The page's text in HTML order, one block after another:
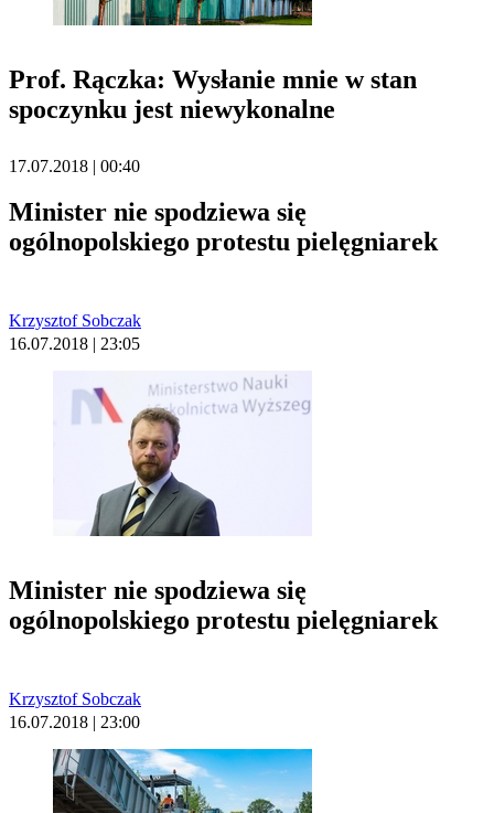
Prof. Rączka: Wysłanie mnie w stan
spoczynku jest niewykonalne
17.07.2018 | 00:40
Minister nie spodziewa się
ogólnopolskiego protestu pielęgniarek
Krzysztof Sobczak
16.07.2018 | 23:05
Minister nie spodziewa się
ogólnopolskiego protestu pielęgniarek
Krzysztof Sobczak
16.07.2018 | 23:00